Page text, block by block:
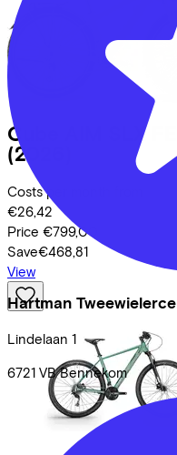
Hartman
Lindelaan 1
6721 VB Bennekom
Cube
AIM SLX
(2026)
Costs per month from
€26,42
Price €799,00
Save€468,81
View